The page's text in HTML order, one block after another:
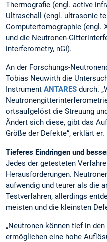
Thermografie (engl. active
Ultraschall (engl. ultrasonic
Computertomographie (engl.
und die Neutronen-
interferometry, nGI).
An der Forschungs-
Tobias Neuwirth die
Instrument ANTARES durch.
ortsaufgelöst die Streuung
Ändert sich diese, gibt das
Größe der Defekte“, erklärt er.
Tieferes Eindringen und
Jedes der getesteten
Herausforderungen.
aufwendig und teurer als die
Testverfahren, allerdings
meisten und die kleinsten
„Neutronen können tief in
ermöglichen eine hohe